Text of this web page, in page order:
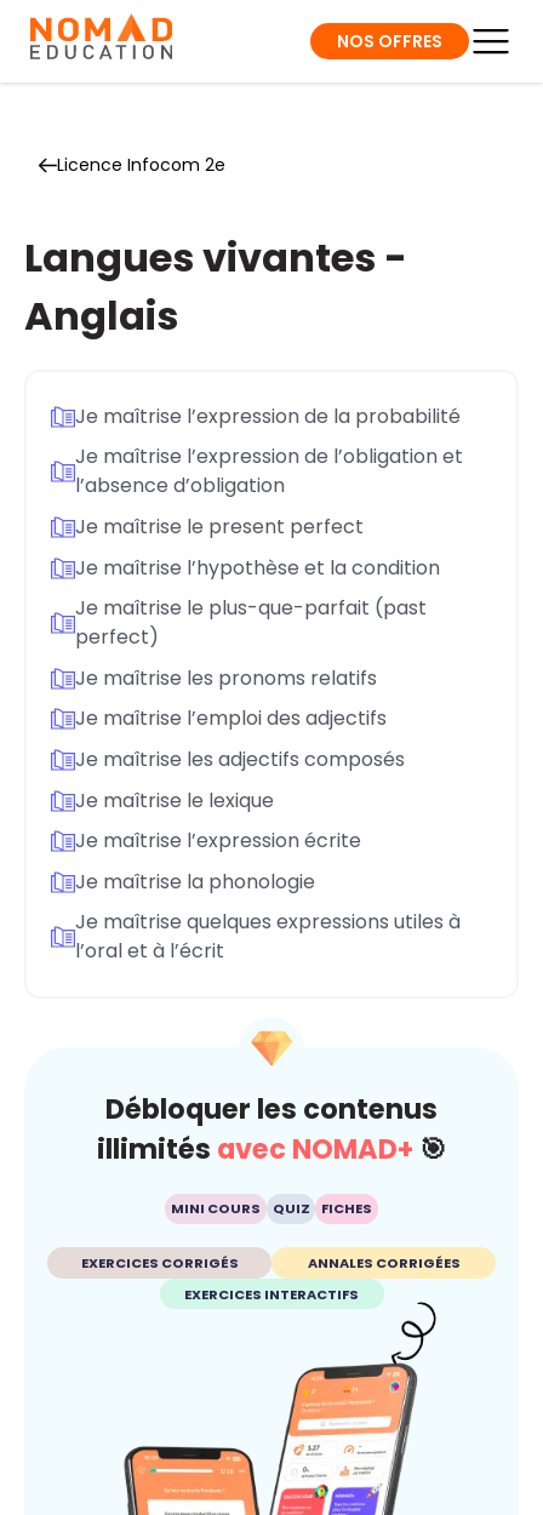
NOS OFFRES
Licence Infocom 2e
Langues vivantes -
Anglais
Je maîtrise l’expression de la probabilité
Je maîtrise l’expression de l’obligation et
l’absence d’obligation
Je maîtrise le present perfect
Je maîtrise l’hypothèse et la condition
Je maîtrise le plus-que-parfait (past
perfect)
Je maîtrise les pronoms relatifs
Je maîtrise l’emploi des adjectifs
Je maîtrise les adjectifs composés
Je maîtrise le lexique
Je maîtrise l’expression écrite
Je maîtrise la phonologie
Je maîtrise quelques expressions utiles à
l’oral et à l’écrit
Débloquer les contenus
illimités avec NOMAD+ 🎯
MINI COURS QUIZ FICHES
EXERCICES CORRIGÉS
ANNALES CORRIGÉES
EXERCICES INTERACTIFS